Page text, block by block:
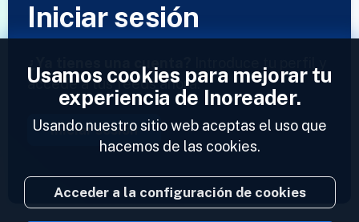
Iniciar sesión
¿Ya tienes una cuenta?
accede a tus feeds ahora.
Iniciar sesión
Usamos cookies para mejorar tu
experiencia de Inoreader.
Usando nuestro sitio web aceptas el uso que
hacemos de las cookies.
Acceder a la configuración de cookies